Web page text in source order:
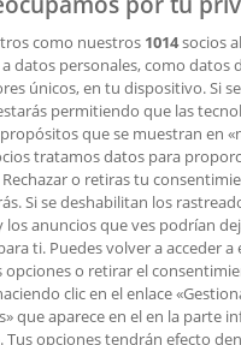
comercial y de
colocada en el mapa
un folleto
un problema en la
como nuestros 1014socios
datos personales, como datos
únicos, en tu dispositivo. Si
permitiendo que las
que se muestran en
tratamos datos para
Rechazar o retiras tu
Si se deshabilitan los
anuncios que ves podrían
ti. Puedes volver a acceder
opciones o retirar el
clic en el enlace
que aparece en el en la parte
Tus opciones tendrán efecto